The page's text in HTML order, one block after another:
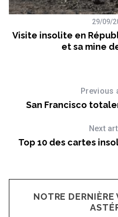
29/09/
Visite insolite en
et sa mine
Previous
San Francisco
Next
Top 10 des cartes
NOTRE DERNIÈRE